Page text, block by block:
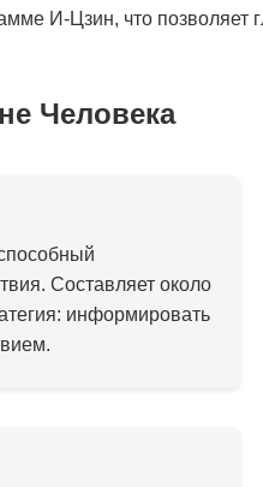
И-Цзин, что позволяет
Человека
Составляет около
информировать